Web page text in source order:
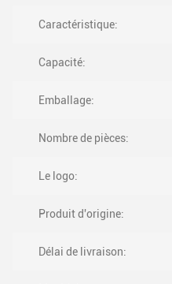
Caractéristique:
Capacité:
Emballage:
Nombre de pièces:
Le logo:
Produit d'origine:
Délai de livraison: